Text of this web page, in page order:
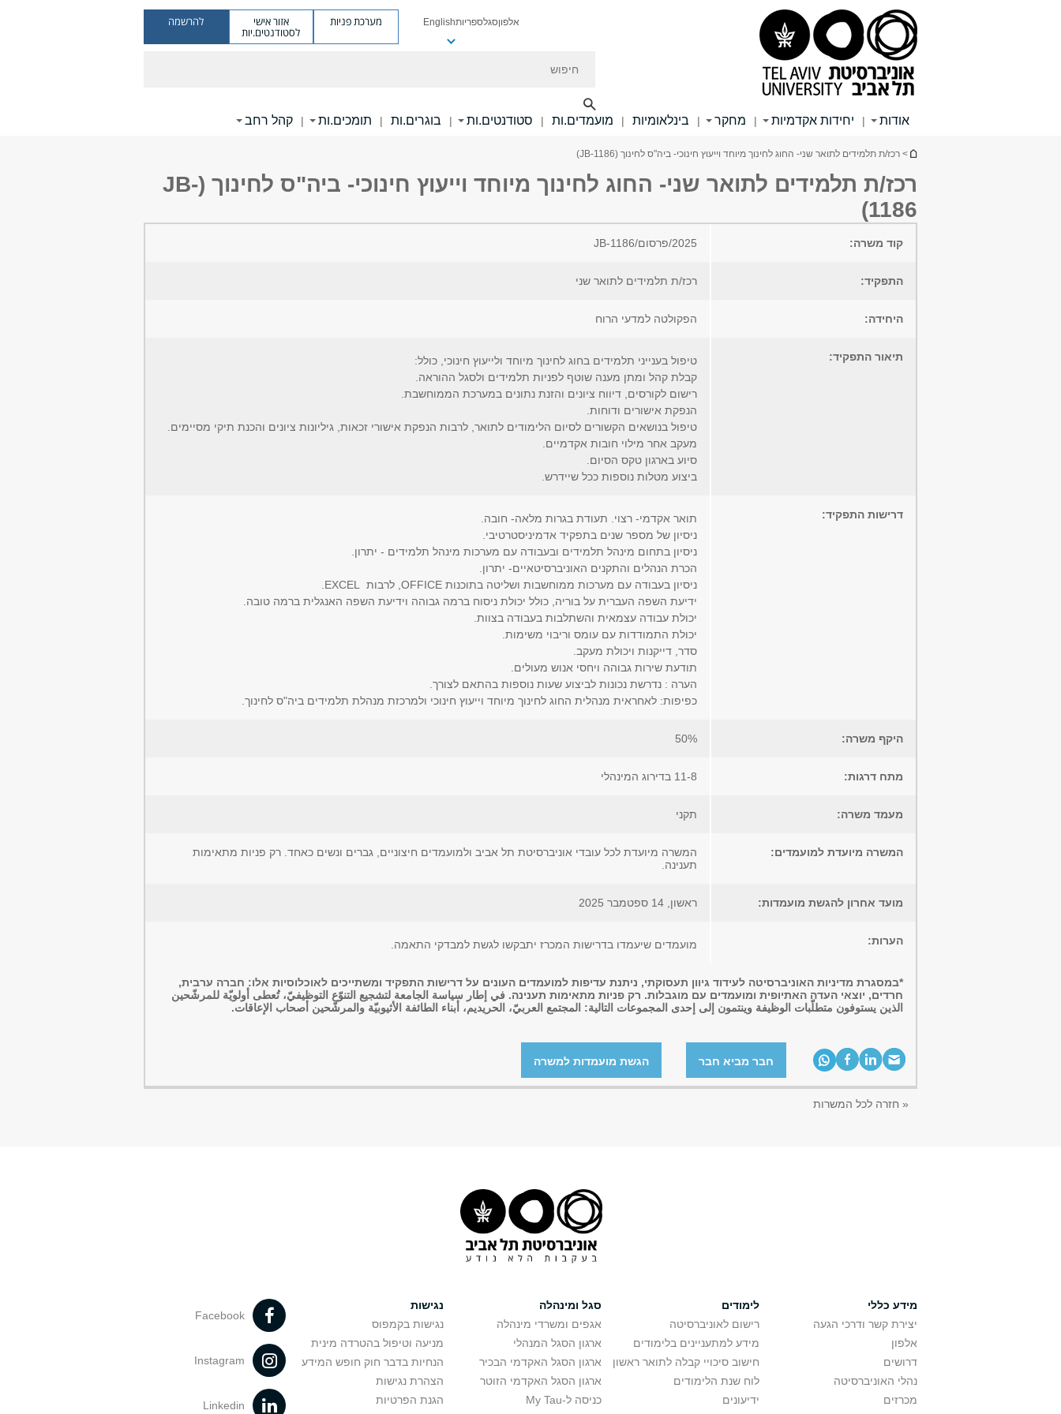
אלפוןסגלספריותEnglish מערכת פניות אזור אישי
לסטודנטים.יות
להרשמה
אודות | יחידות אקדמיות | מחקר | בינלאומיות | מועמדים.ות | סטודנטים.ות | בוגרים.ות | תומכים.ות | קהל רחב
הינך נמצא כאן
> רכז/ת תלמידים לתואר שני- החוג לחינוך מיוחד וייעוץ חינוכי- ביה"ס לחינוך (JB-1186)
רכז/ת תלמידים לתואר שני- החוג לחינוך מיוחד וייעוץ חינוכי- ביה"ס לחינוך (JB-
1186)
קוד משרה: 2025/פרסום/JB-1186
התפקיד: רכז/ת תלמידים לתואר שני
היחידה: הפקולטה למדעי הרוח
תיאור התפקיד:
טיפול בענייני תלמידים בחוג לחינוך מיוחד ולייעוץ חינוכי, כולל:
קבלת קהל ומתן מענה שוטף לפניות תלמידים ולסגל ההוראה.
רישום לקורסים, דיווח ציונים והזנת נתונים במערכת הממוחשבת.
הנפקת אישורים ודוחות.
טיפול בנושאים הקשורים לסיום הלימודים לתואר, לרבות הנפקת אישורי זכאות, גיליונות ציונים והכנת תיקי מסיימים.
מעקב אחר מילוי חובות אקדמיים.
סיוע בארגון טקס הסיום.
ביצוע מטלות נוספות ככל שיידרש.
דרישות התפקיד:
תואר אקדמי- רצוי. תעודת בגרות מלאה- חובה.
ניסיון של מספר שנים בתפקיד אדמיניסטרטיבי.
ניסיון בתחום מינהל תלמידים ובעבודה עם מערכות מינהל תלמידים - יתרון.
הכרת הנהלים והתקנים האוניברסיטאיים- יתרון.
ניסיון בעבודה עם מערכות ממוחשבות ושליטה בתוכנות OFFICE, לרבות EXCEL.
ידיעת השפה העברית על בוריה, כולל יכולת ניסוח ברמה גבוהה וידיעת השפה האנגלית ברמה טובה.
יכולת עבודה עצמאית והשתלבות בעבודה בצוות.
יכולת התמודדות עם עומס וריבוי משימות.
סדר, דייקנות ויכולת מעקב.
תודעת שירות גבוהה ויחסי אנוש מעולים.
הערה : נדרשת נכונות לביצוע שעות נוספות בהתאם לצורך.
כפיפות: לאחראית מנהלית החוג לחינוך מיוחד וייעוץ חינוכי ולמרכזת מנהלת תלמידים ביה"ס לחינוך.
היקף משרה: 50%
מתח דרגות: 11-8 בדירוג המינהלי
מעמד משרה: תקני
המשרה מיועדת למועמדים:
המשרה מיועדת לכל עובדי אוניברסיטת תל אביב ולמועמדים חיצוניים, גברים ונשים כאחד. רק פניות מתאימות
תענינה.
מועד אחרון להגשת מועמדות: ראשון, 14 ספטמבר 2025
הערות: מועמדים שיעמדו בדרישות המכרז יתבקשו לגשת למבדקי התאמה.
*במסגרת מדיניות האוניברסיטה לעידוד גיוון תעסוקתי, ניתנת עדיפות למועמדים העונים על דרישות התפקיד ומשתייכים לאוכלוסיות אלו: חברה ערבית,
חרדים, יוצאי העדה האתיופית ומועמדים עם מוגבלות. רק פניות מתאימות תענינה. في إطار سياسة الجامعة لتشجيع التنوّع التوظيفيّ، تُعطى أولويّة للمرشّحين
الذين يستوفون متطلّبات الوظيفة وينتمون إلى إحدى المجموعات التالية: المجتمع العربيّ، الحريديم، أبناء الطائفة الأثيوبيّة والمرشّحين أصحاب الإعاقات.
חבר מביא חבר הגשת מועמדות למשרה
« חזרה לכל המשרות
מידע כללי
יצירת קשר ודרכי הגעה
אלפון
דרושים
נהלי האוניברסיטה
מכרזים
לימודים
רישום לאוניברסיטה
מידע למתעניינים בלימודים
חישוב סיכויי קבלה לתואר ראשון
לוח שנת הלימודים
ידיעונים
סגל ומינהלה
אגפים ומשרדי מינהלה
ארגון הסגל המנהלי
ארגון הסגל האקדמי הבכיר
ארגון הסגל האקדמי הזוטר
כניסה ל-My Tau
נגישות
נגישות בקמפוס
מניעה וטיפול בהטרדה מינית
הנחיות בדבר חוק חופש המידע
הצהרת נגישות
הגנת הפרטיות
Facebook
Instagram
Linkedin